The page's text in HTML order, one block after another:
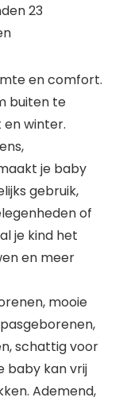
23
en comfort.
buiten te
winter.
je baby
gebruik,
of
je kind het
en meer
mooie
schattig voor
baby kan vrij
Ademend,